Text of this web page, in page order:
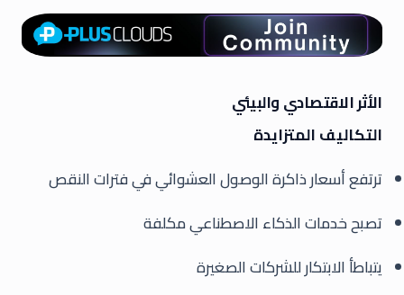
الأثر الاقتصادي والبيئي
التكاليف المتزايدة
ترتفع أسعار ذاكرة الوصول العشوائي في فترات النقص
تصبح خدمات الذكاء الاصطناعي مكلفة
يتباطأ الابتكار للشركات الصغيرة